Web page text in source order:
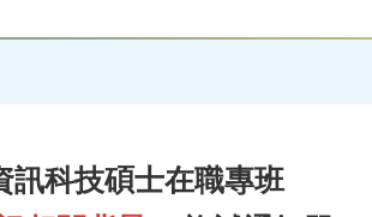
訊科技碩士在職專班